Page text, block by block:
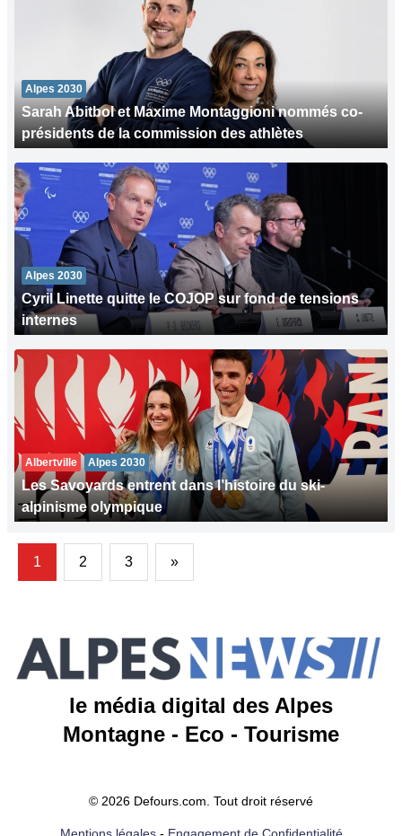
Alpes 2030
Sarah Abitbol et Maxime Montaggioni nommés co-
présidents de la commission des athlètes
Alpes 2030
Cyril Linette quitte le COJOP sur fond de tensions
internes
Albertville Alpes 2030
Les Savoyards entrent dans l’histoire du ski-
alpinisme olympique
1 2 3 »
le média digital des Alpes
Montagne - Eco - Tourisme
© 2026 Defours.com. Tout droit réservé
Mentions légales- Engagement de Confidentialité